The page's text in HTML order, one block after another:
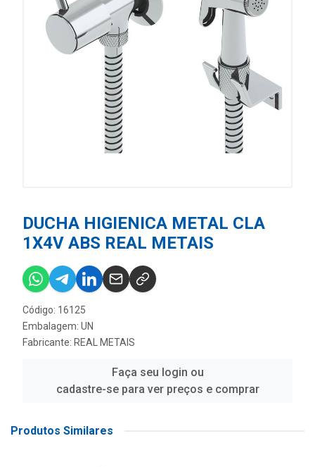
DUCHA HIGIENICA METAL CLA
1X4V ABS REAL METAIS
Código: 16125
Embalagem: UN
Fabricante: REAL METAIS
Faça seu login ou
cadastre-se para ver preços e comprar
Produtos Similares